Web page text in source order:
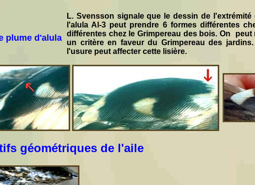
plume d'alula
L. Svensson signale que le dessin de
l'alula Al-3 peut prendre 6 formes différentes
différentes chez le Grimpereau des bois. On
un critère en faveur du Grimpereau des
l'usure peut affecter cette lisière.
géométriques de l'aile